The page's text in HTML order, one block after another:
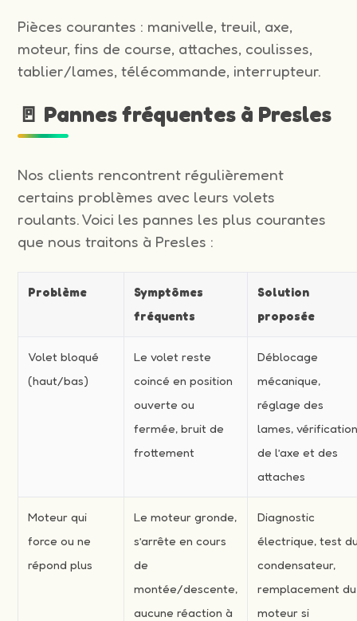
Pièces courantes : manivelle, treuil, axe,
moteur, fins de course, attaches, coulisses,
tablier/lames, télécommande, interrupteur.
🚪 Pannes fréquentes à Presles
Nos clients rencontrent régulièrement
certains problèmes avec leurs volets
roulants. Voici les pannes les plus courantes
que nous traitons à Presles :
Problème
Symptômes
fréquents
Solution
proposée
Volet bloqué
(haut/bas)
Le volet reste
coincé en position
ouverte ou
fermée, bruit de
frottement
Déblocage
mécanique,
réglage des
lames,
de l’axe et des
attaches
Moteur qui
force ou ne
répond plus
Le moteur gronde,
s’arrête en cours
de
montée/descente,
aucune réaction à
Diagnostic
électrique, test
condensateur,
remplacement du
moteur si